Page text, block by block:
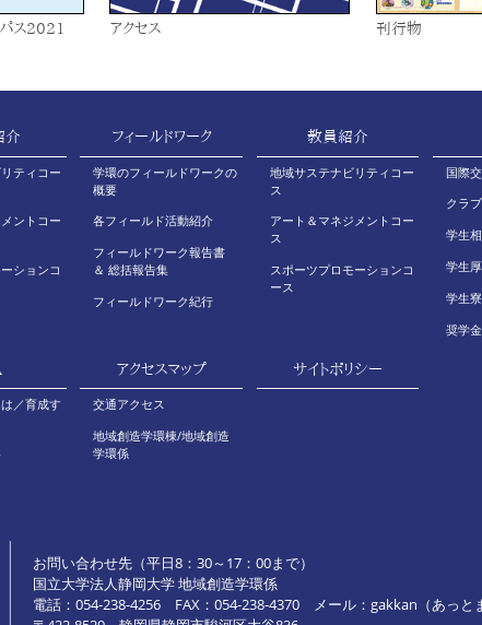
ス2021 アクセス 刊行物
介
ティコー
ントコー
ションコ
フィールドワーク
学環のフィールドワークの
概要
各フィールド活動紹介
フィールドワーク報告書
＆ 総括報告集
フィールドワーク紀行
教員紹介
地域サステナビリティコー
ス
アート＆マネジメントコー
ス
スポーツプロモーションコ
ース
国際
クラ
学生
学生
学生寮
奨学
／育成す
アクセスマップ
交通アクセス
地域創造学環棟/地域創造
学環係
サイトポリシー
お問い合わせ先（平日8：30～17：00まで）
国立大学法人静岡大学 地域創造学環係
電話：054-238-4256 FAX：054-238-4370 メール：gakkan（あっと